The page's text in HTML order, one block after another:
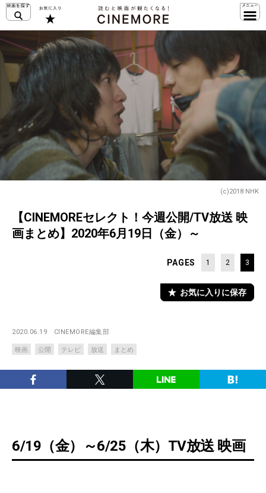
(c)2018 NHK
【CINEMOREセレクト！今週公開/TV放送 映
画まとめ】2020年6月19日（金）～
PAGES 1 2 3
お気に入りに保存
2020.06.19 CINEMORE編集部
映画 公開 テレビ 放送 まとめ
6/19（金）～6/25（木）TV放送 映画